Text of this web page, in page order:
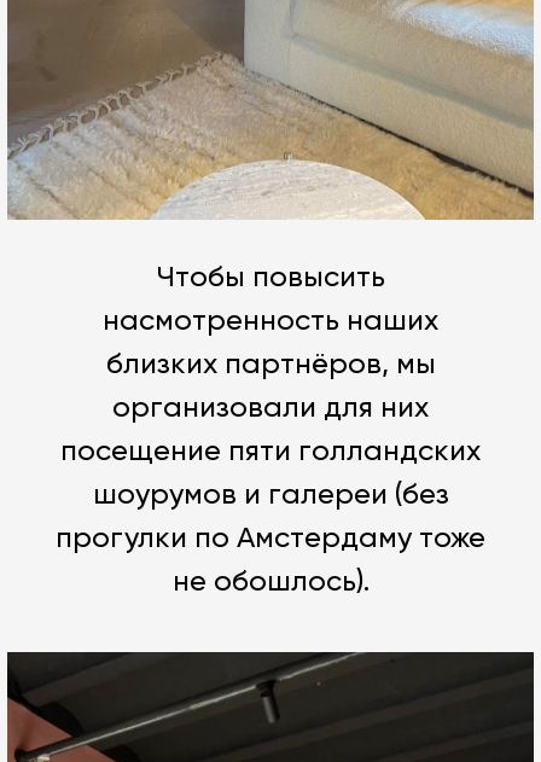
Чтобы повысить
насмотренность наших
близких партнёров, мы
организовали для них
посещение пяти голландских
шоурумов и галереи (без
прогулки по Амстердаму тоже
не обошлось).